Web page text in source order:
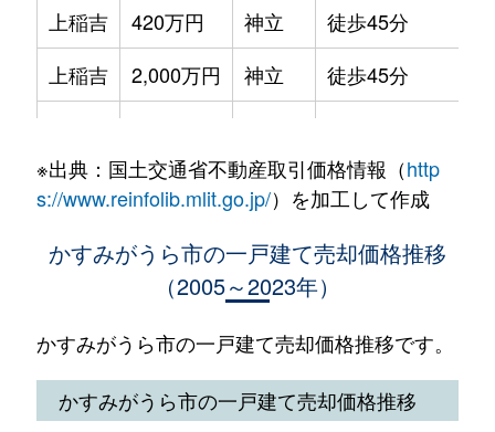
上稲吉
420万円 神立 徒歩45分
上稲吉
2,000万円 神立 徒歩45分
宍倉
650万円 神立 徒歩1時間15分
1,900万円 神立
下稲吉
500万円 神立 徒歩21分
下稲吉
1,800万円 神立 徒歩23分
※出典：国土交通省不動産取引価格情報（http
s://www.reinfolib.mlit.go.jp/）を加工して作成
かすみがうら市の一戸建て売却価格推移
（2005～2023年）
かすみがうら市の一戸建て売却価格推移です。
かすみがうら市の一戸建て売却価格推移